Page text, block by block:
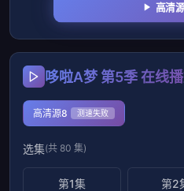
高清
哆啦A梦 第5季 在线
高清源8 测速失败
选集(共 80 集)
第1集 第2